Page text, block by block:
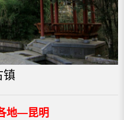
镇
地—昆明